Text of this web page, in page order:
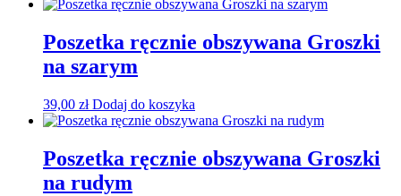
Poszetka ręcznie obszywana Groszki
na szarym
39,00 zł Dodaj do koszyka
Poszetka ręcznie obszywana Groszki
na rudym